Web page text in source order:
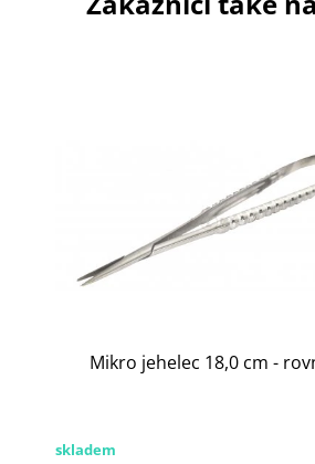
Mikro jehelec 18,0 cm -
skladem